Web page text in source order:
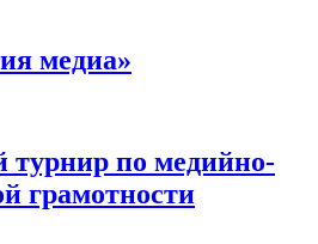
медиа»
по медийно-
грамотности